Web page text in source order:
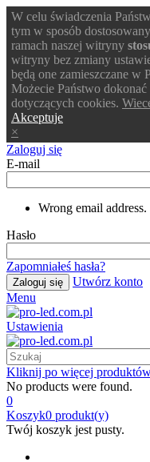
W celu świadczenia
tym w sposób
ramach naszej witryny
witryny bez zmiany
będą one zamieszczane w
Możecie Państwo
dotyczących cookies.
Akceptuje
×
Zaloguj się
E-mail
Wrong email address.
Hasło
Zapomniałeś hasła?
Zaloguj się
Utwórz konto
Menu
Ustawienia
Kliknij po więcej
No products were found.
0
Koszyk0 produkt(y)
Twój koszyk jest pusty.